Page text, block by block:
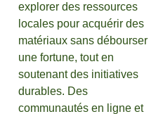
explorer des ressources
locales pour acquérir des
matériaux sans débourser
une fortune, tout en
soutenant des initiatives
durables. Des
communautés en ligne et